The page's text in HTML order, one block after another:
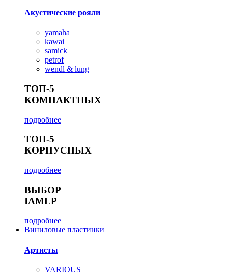
Акустические рояли
yamaha
kawai
samick
petrof
wendl & lung
ТОП-5
КОМПАКТНЫХ
подробнее
ТОП-5
КОРПУСНЫХ
подробнее
ВЫБОР
IAMLP
подробнее
Виниловые пластинки
Артисты
VARIOUS